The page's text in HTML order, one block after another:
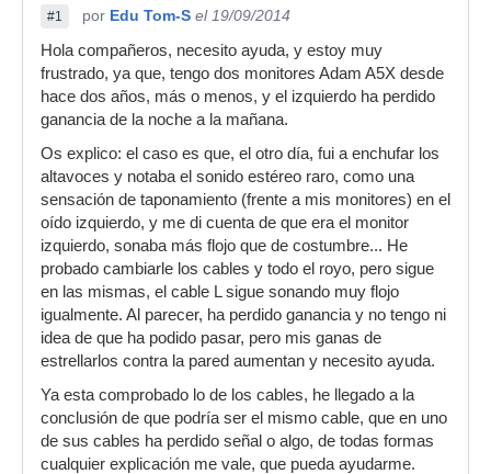
#1 por Edu Tom-S el 19/09/2014
Hola compañeros, necesito ayuda, y estoy muy
frustrado, ya que, tengo dos monitores Adam A5X desde
hace dos años, más o menos, y el izquierdo ha perdido
ganancia de la noche a la mañana.
Os explico: el caso es que, el otro día, fui a enchufar los
altavoces y notaba el sonido estéreo raro, como una
sensación de taponamiento (frente a mis monitores) en el
oído izquierdo, y me di cuenta de que era el monitor
izquierdo, sonaba más flojo que de costumbre... He
probado cambiarle los cables y todo el royo, pero sigue
en las mismas, el cable L sigue sonando muy flojo
igualmente. Al parecer, ha perdido ganancia y no tengo ni
idea de que ha podido pasar, pero mis ganas de
estrellarlos contra la pared aumentan y necesito ayuda.
Ya esta comprobado lo de los cables, he llegado a la
conclusión de que podría ser el mismo cable, que en uno
de sus cables ha perdido señal o algo, de todas formas
cualquier explicación me vale, que pueda ayudarme.